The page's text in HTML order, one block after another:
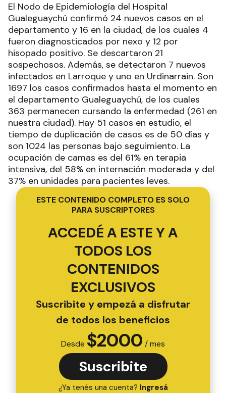
El Nodo de Epidemiología del Hospital
Gualeguaychú confirmó 24 nuevos casos en el
departamento y 16 en la ciudad, de los cuales 4
fueron diagnosticados por nexo y 12 por
hisopado positivo. Se descartaron 21
sospechosos. Además, se detectaron 7 nuevos
infectados en Larroque y uno en Urdinarrain. Son
1697 los casos confirmados hasta el momento en
el departamento Gualeguaychú, de los cuales
363 permanecen cursando la enfermedad (261 en
nuestra ciudad). Hay 51 casos en estudio, el
tiempo de duplicación de casos es de 50 días y
son 1024 las personas bajo seguimiento. La
ocupación de camas es del 61% en terapia
intensiva, del 58% en internación moderada y del
37% en unidades para pacientes leves.
ESTE CONTENIDO COMPLETO ES SOLO
PARA SUSCRIPTORES
ACCEDÉ A ESTE Y A
TODOS LOS
CONTENIDOS
EXCLUSIVOS
Suscribite y empezá a disfrutar
de todos los beneficios
Desde $2000 / mes
Suscribite
¿Ya tenés una cuenta? Ingresá